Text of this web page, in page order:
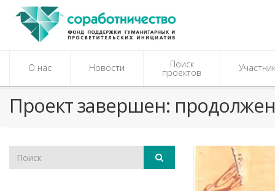
О нас Новости Поиск
проектов
Проект завершен: